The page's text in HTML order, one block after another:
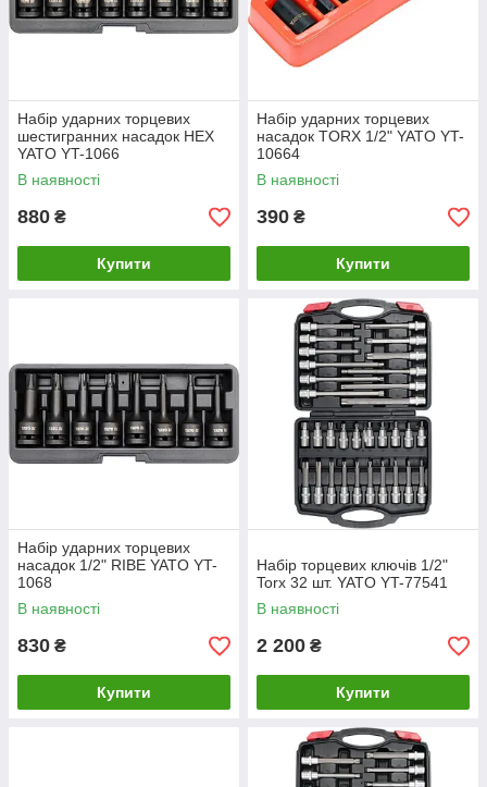
Набір ударних торцевих
шестигранних насадок HEX
YATO YT-1066
В наявності
880 ₴
Купити
Набір ударних торцевих
насадок TORX 1/2" YATO YT-
10664
В наявності
390 ₴
Купити
Набір ударних торцевих
насадок 1/2" RIBE YATO YT-
1068
В наявності
830 ₴
Купити
Набір торцевих ключів 1/2"
Torx 32 шт. YATO YT-77541
В наявності
2 200 ₴
Купити